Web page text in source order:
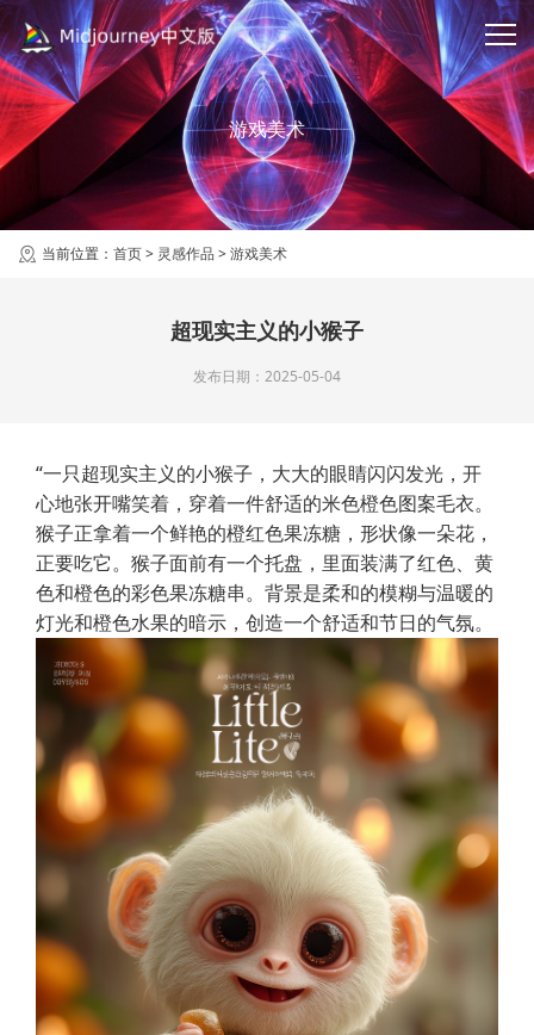
游戏美术
当前位置： 首页> 灵感作品 >游戏美术
超现实主义的小猴子
发布日期：2025-05-04
“一只超现实主义的小猴子，大大的眼睛闪闪发光，开
心地张开嘴笑着，穿着一件舒适的米色橙色图案毛衣。
猴子正拿着一个鲜艳的橙红色果冻糖，形状像一朵花，
正要吃它。猴子面前有一个托盘，里面装满了红色、黄
色和橙色的彩色果冻糖串。背景是柔和的模糊与温暖的
灯光和橙色水果的暗示，创造一个舒适和节日的气氛。